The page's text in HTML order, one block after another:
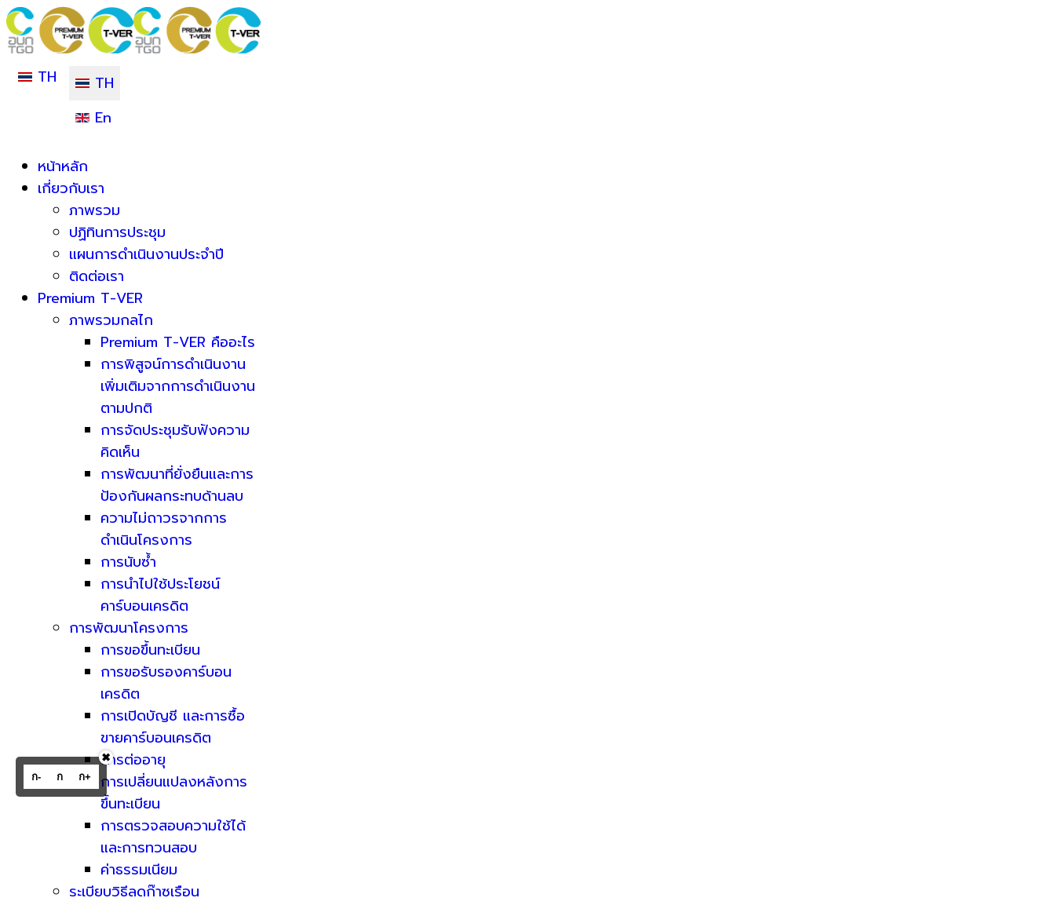
TH
TH
En
หน้าหลัก
เกี่ยวกับเรา
ภาพรวม
ปฏิทินการประชุม
แผนการดำเนินงานประจำปี
ติดต่อเรา
Premium T-VER
ภาพรวมกลไก
Premium T-VER คืออะไร
การพิสูจน์การดำเนินงาน
เพิ่มเติมจากการดำเนินงาน
ตามปกติ
การจัดประชุมรับฟังความ
คิดเห็น
การพัฒนาที่ยั่งยืนและการ
ป้องกันผลกระทบด้านลบ
ความไม่ถาวรจากการ
ดำเนินโครงการ
การนับซ้ำ
การนำไปใช้ประโยชน์
คาร์บอนเครดิต
การพัฒนาโครงการ
การขอขึ้นทะเบียน
การขอรับรองคาร์บอน
เครดิต
การเปิดบัญชี และการซื้อ
ขายคาร์บอนเครดิต
การต่ออายุ
การเปลี่ยนแปลงหลังการ
ขึ้นทะเบียน
การตรวจสอบความใช้ได้
และการทวนสอบ
ค่าธรรมเนียม
ระเบียบวิธีลดก๊าซเรือน
ก- ก ก+
✖